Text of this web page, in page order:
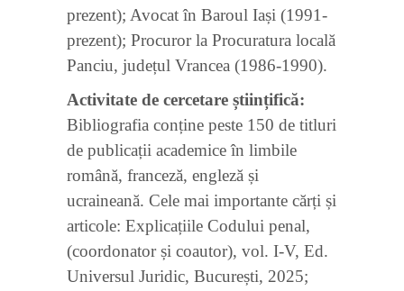
prezent); Avocat în Baroul Iași (1991-
prezent); Procuror la Procuratura locală
Panciu, județul Vrancea (1986-1990).
Activitate de cercetare științifică:
Bibliografia conține peste 150 de titluri
de publicații academice în limbile
română, franceză, engleză și
ucraineană. Cele mai importante cărți și
articole: Explicațiile Codului penal,
(coordonator și coautor), vol. I-V, Ed.
Universul Juridic, București, 2025;